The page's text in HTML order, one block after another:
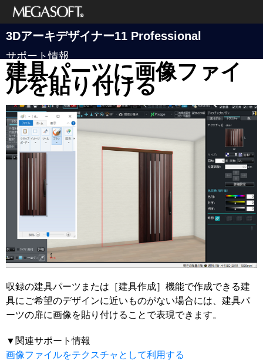
メガソフト株式
会社
3Dアーキデザイナー11 Professional
サポート情報
建具パーツに画像ファイ
ルを貼り付ける
収録の建具パーツまたは［建具作成］機能で作成できる建
具にご希望のデザインに近いものがない場合には、建具パ
ーツの扉に画像を貼り付けることで表現できます。
▼関連サポート情報
画像ファイルをテクスチャとして利用する